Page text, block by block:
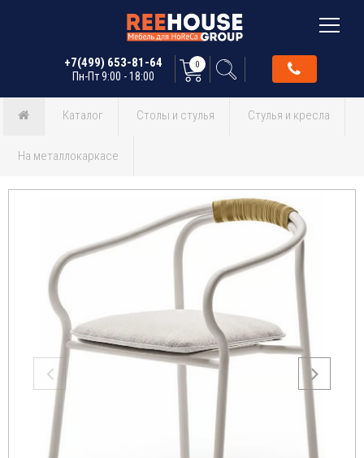
+7(499) 653-81-64
Пн-Пт 9:00 - 18:00
0
Каталог Столы и стулья Стулья и кресла
На металлокаркасе